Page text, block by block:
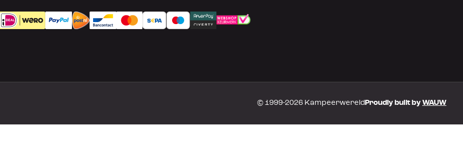
© 1999-2026 KampeerwereldProudly built by WAUW